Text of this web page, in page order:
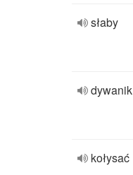
słaby
dywanik
kołysać